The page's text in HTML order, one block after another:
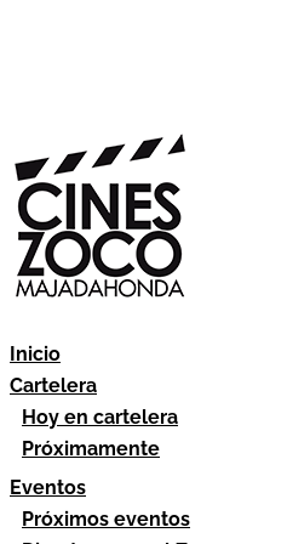
Inicio
Cartelera
Hoy en cartelera
Próximamente
Eventos
Próximos eventos